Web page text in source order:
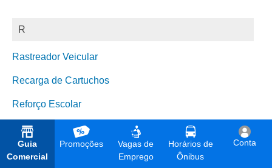
Guia
Comercial
Promoções
Vagas de
Emprego
Horários de
Ônibus
Conta
R
Rastreador Veicular
Recarga de Cartuchos
Reforço Escolar
Reforma de Estofados
Refrigeração